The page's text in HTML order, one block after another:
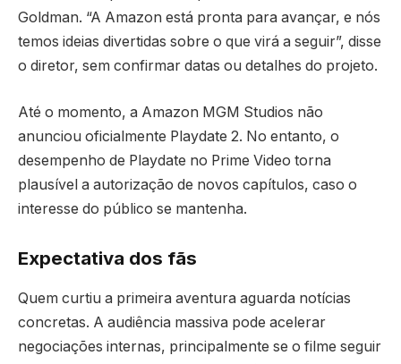
Goldman. “A Amazon está pronta para avançar, e nós
temos ideias divertidas sobre o que virá a seguir”, disse
o diretor, sem confirmar datas ou detalhes do projeto.
Até o momento, a Amazon MGM Studios não
anunciou oficialmente Playdate 2. No entanto, o
desempenho de Playdate no Prime Video torna
plausível a autorização de novos capítulos, caso o
interesse do público se mantenha.
Expectativa dos fãs
Quem curtiu a primeira aventura aguarda notícias
concretas. A audiência massiva pode acelerar
negociações internas, principalmente se o filme seguir